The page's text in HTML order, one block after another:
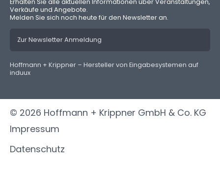
Verkäufe und Angebote.
Melden Sie sich noch heute für den Newsletter an.
Zur Newsletter Anmeldung
Hoffmann + Krippner – Hersteller von Eingabesystemen auf
induux
© 2026 Hoffmann + Krippner GmbH & Co. KG
Impressum
Datenschutz